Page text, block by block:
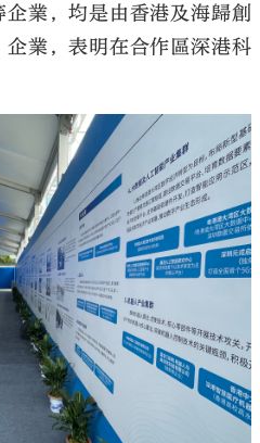
業，均是由香港及海歸創
業，表明在合作區深港科